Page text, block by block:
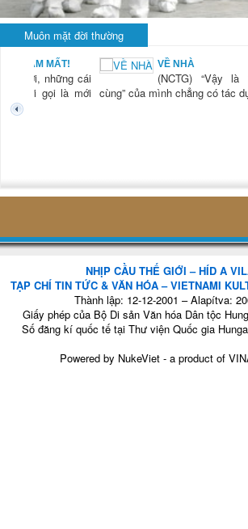
Muôn mặt đời thường
NAM MẤT!
“Xời, những cái
mới gọi là mới
VỀ NHÀ
(NCTG) “Vậy là
cùng” của mình chẳng có tác
NHỊP CẦU THẾ GIỚI – HÍD A
TẠP CHÍ TIN TỨC & VĂN HÓA – VIETNAMI
Thành lập: 12-12-2001 – Alapítva:
Giấy phép của Bộ Di sản Văn hóa Dân tộc
Số đăng kí quốc tế tại Thư viện Quốc gia
Powered by NukeViet - a product of